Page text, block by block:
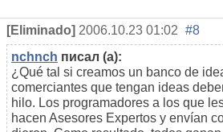
[Eliminado] 2006.10.23 01:02 #8
nchnch писал (а):
¿Qué tal si creamos un banco de
comerciantes que tengan ideas
hilo. Los programadores a los que
hacen Asesores Expertos y envían